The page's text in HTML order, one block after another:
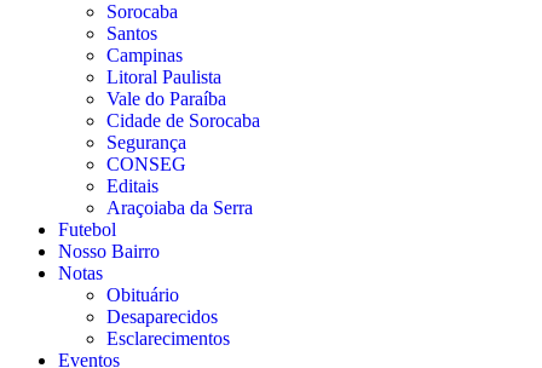
Sorocaba
Santos
Campinas
Litoral Paulista
Vale do Paraíba
Cidade de Sorocaba
Segurança
CONSEG
Editais
Araçoiaba da Serra
Futebol
Nosso Bairro
Notas
Obituário
Desaparecidos
Esclarecimentos
Eventos